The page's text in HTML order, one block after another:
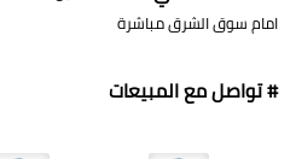
امام سوق الشرق مباشرة
# تواصل مع المبيعات